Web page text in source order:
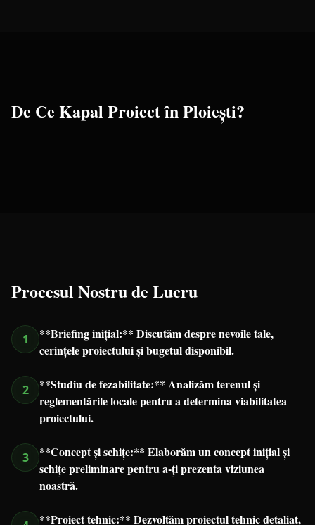
De Ce Kapal Proiect înPloiești?
Procesul Nostru de Lucru
1
**Briefing inițial:** Discutăm despre nevoile tale,
cerințele proiectului și bugetul disponibil.
2
**Studiu de fezabilitate:** Analizăm terenul și
reglementările locale pentru a determina viabilitatea
proiectului.
3
**Concept și schițe:** Elaborăm un concept inițial și
schițe preliminare pentru a-ți prezenta viziunea
noastră.
**Proiect tehnic:** Dezvoltăm proiectul tehnic detaliat,